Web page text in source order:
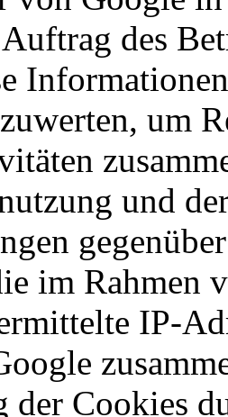
des
um
und
im Rahmen
IP-
der Cookies